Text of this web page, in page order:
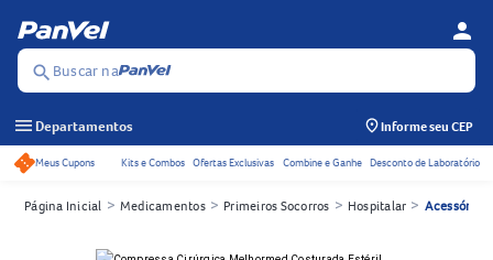
search Buscar na
person
menu Departamentos Informe seu CEP
Acessos rápidos do cabeçalho
Meus Cupons Kits e Combos Ofertas Exclusivas Combine e Ganhe Desconto de Laboratório
Página Inicial > Medicamentos > Primeiros Socorros > Hospitalar > Acessórios